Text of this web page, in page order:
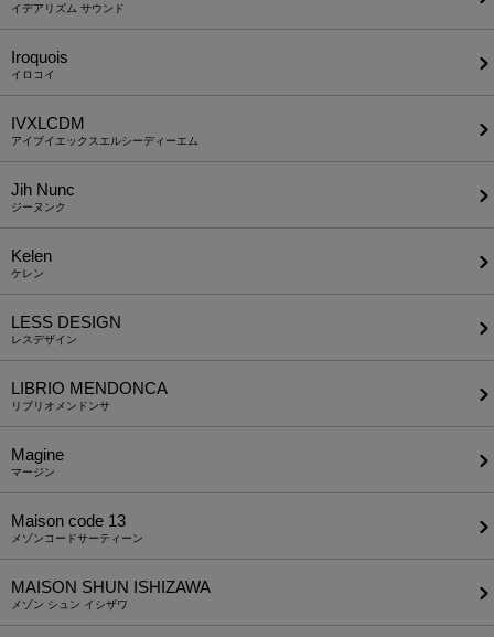
イデアリズム サウンド
Iroquois
イロコイ
IVXLCDM
アイブイエックスエルシーディーエム
Jih Nunc
ジーヌンク
Kelen
ケレン
LESS DESIGN
レスデザイン
LIBRIO MENDONCA
リブリオメンドンサ
Magine
マージン
Maison code 13
メゾンコードサーティーン
MAISON SHUN ISHIZAWA
メゾン シュン イシザワ